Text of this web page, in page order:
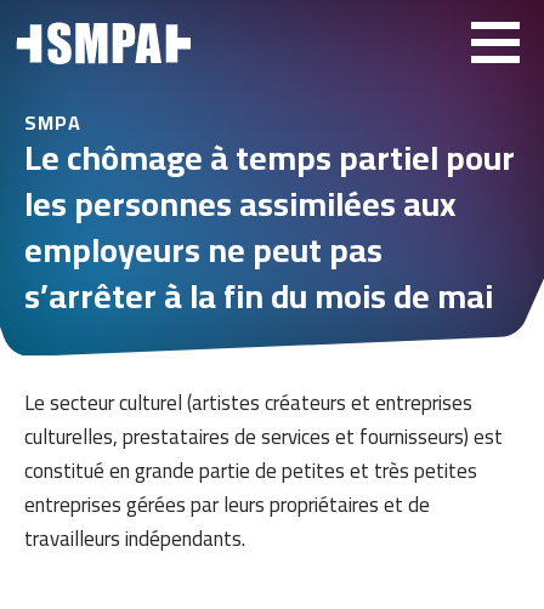
SMPA
Le chômage à temps partiel pour
les personnes assimilées aux
employeurs ne peut pas
s’arrêter à la fin du mois de mai
Le secteur culturel (artistes créateurs et entreprises
culturelles, prestataires de services et fournisseurs) est
constitué en grande partie de petites et très petites
entreprises gérées par leurs propriétaires et de
travailleurs indépendants.